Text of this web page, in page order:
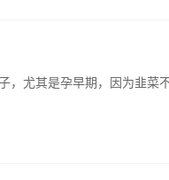
，尤其是孕早期，因为韭菜